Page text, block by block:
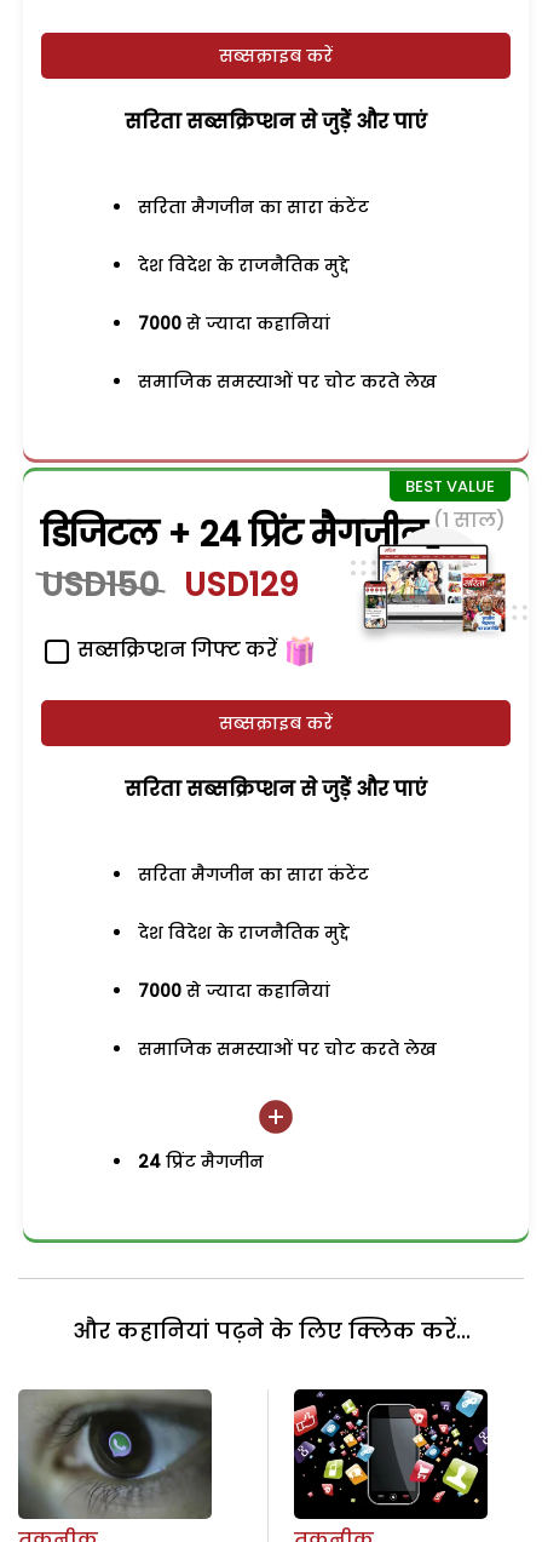
सब्सक्राइब करें
सरिता सब्सक्रिप्शन से जुड़ेें और पाएं
सरिता मैगजीन का सारा कंटेंट
देश विदेश के राजनैतिक मुद्दे
7000 से ज्यादा कहानियां
समाजिक समस्याओं पर चोट करते लेख
डिजिटल + 24 प्रिंट मैगजीन (1 साल)
USD150 USD129
सब्सक्रिप्शन गिफ्ट करें
सब्सक्राइब करें
सरिता सब्सक्रिप्शन से जुड़ेें और पाएं
सरिता मैगजीन का सारा कंटेंट
देश विदेश के राजनैतिक मुद्दे
7000 से ज्यादा कहानियां
समाजिक समस्याओं पर चोट करते लेख
24 प्रिंट मैगजीन
और कहानियां पढ़ने के लिए क्लिक करें...